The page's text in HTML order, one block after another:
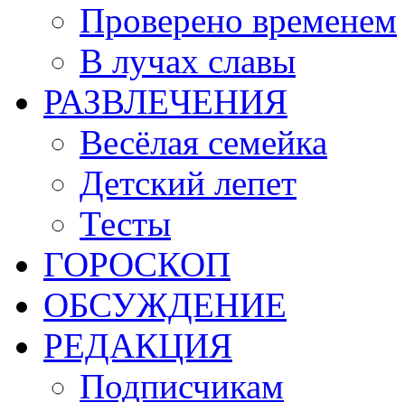
Проверено временем
В лучах славы
РАЗВЛЕЧЕНИЯ
Весёлая семейка
Детский лепет
Тесты
ГОРОСКОП
ОБСУЖДЕНИЕ
РЕДАКЦИЯ
Подписчикам